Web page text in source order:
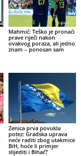
Mahmić: Teško je pronaći
prave riječi nakon
ovakvog poraza, ali jedno
znam – ponosan sam
Zenica prva povukla
potez: Gradska uprava
neće raditi zbog utakmice
BiH, hoće li primjer
slijediti i Bihać?